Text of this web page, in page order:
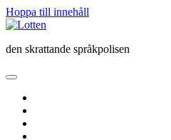
Hoppa till innehåll
Lotten
den skrattande språkpolisen
öppna
meny